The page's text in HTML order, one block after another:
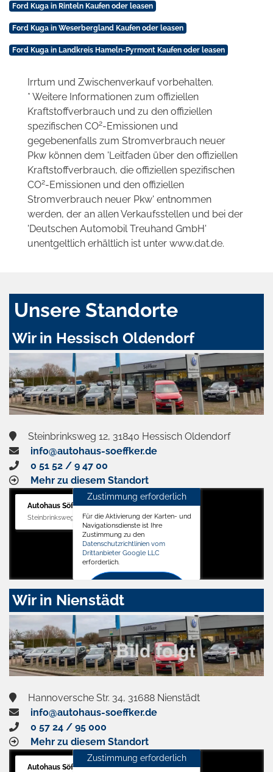
Ford Kuga in Rinteln Kaufen oder leasen
Ford Kuga in Weserbergland Kaufen oder leasen
Ford Kuga in Landkreis Hameln-Pyrmont Kaufen oder leasen
Irrtum und Zwischenverkauf vorbehalten.
* Weitere Informationen zum offiziellen
Kraftstoffverbrauch und zu den offiziellen
spezifischen CO2-Emissionen und
gegebenenfalls zum Stromverbrauch neuer
Pkw können dem 'Leitfaden über den offiziellen
Kraftstoffverbrauch, die offiziellen spezifischen
CO2-Emissionen und den offiziellen
Stromverbrauch neuer Pkw' entnommen
werden, der an allen Verkaufsstellen und bei der
'Deutschen Automobil Treuhand GmbH'
unentgeltlich erhältlich ist unter www.dat.de.
Unsere Standorte
Wir in Hessisch Oldendorf
Steinbrinksweg 12, 31840 Hessisch Oldendorf
info@autohaus-soeffker.de
0 51 52 / 9 47 00
Mehr zu diesem Standort
Autohaus Söffker GmbH
Steinbrinksweg 12, 31840 Hessisch Oldendorf
Zustimmung erforderlich
Für die Aktivierung der Karten- und
Navigationsdienste ist Ihre
Zustimmung zu den
Datenschutzrichtlinien vom
Drittanbieter Google LLC
erforderlich.
Zustimmen
aktivieren
Wir in Nienstädt
Hannoversche Str. 34, 31688 Nienstädt
info@autohaus-soeffker.de
0 57 24 / 95 000
Mehr zu diesem Standort
Autohaus Söffker GmbH
Zustimmung erforderlich